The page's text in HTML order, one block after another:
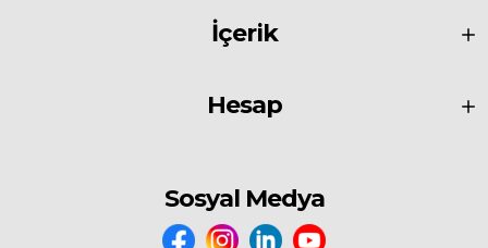
İçerik
Hesap
Sosyal Medya